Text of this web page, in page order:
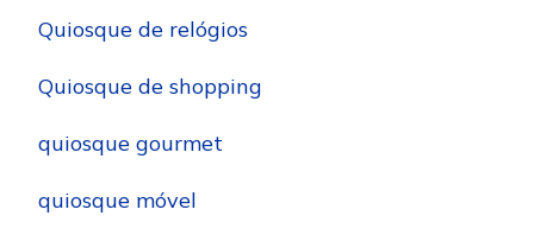
Quiosque de relógios
Quiosque de shopping
quiosque gourmet
quiosque móvel